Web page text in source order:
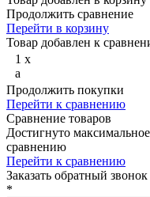
Продолжить сравнение
Перейти в корзину
Товар добавлен к
1 x
a
Продолжить покупки
Перейти к сравнению
Сравнение товаров
Достигнуто
сравнению
Перейти к сравнению
Заказать обратный звонок
*